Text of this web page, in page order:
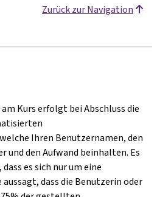
Zurück zur Navigation
Kurs erfolgt bei Abschluss die
Ihren Benutzernamen, den
und den Aufwand beinhalten. Es
es sich nur um eine
dass die Benutzerin oder